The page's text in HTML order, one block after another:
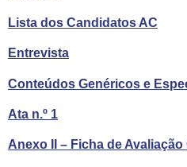
Lista dos Candidatos AC
Entrevista
Conteúdos Genéricos e
Ata n.º 1
Anexo II – Ficha de